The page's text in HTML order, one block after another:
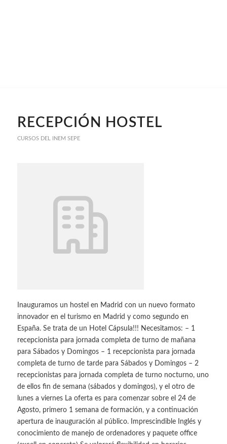
RECEPCIÓN HOSTEL
CURSOS DEL INEM SEPE
Inauguramos un hostel en Madrid con un nuevo formato
innovador en el turismo en Madrid y como segundo en
España. Se trata de un Hotel Cápsula!!! Necesitamos: – 1
recepcionista para jornada completa de turno de mañana
para Sábados y Domingos – 1 recepcionista para jornada
completa de turno de tarde para Sábados y Domingos – 2
recepcionistas para jornada completa de turno nocturno, uno
de ellos fin de semana (sábados y domingos), y el otro de
lunes a viernes La oferta es para comenzar sobre el 24 de
Agosto, primero 1 semana de formación, y a continuación
apertura de inauguración al público. Imprescindible Inglés y
conocimiento de manejo de ordenadores y paquete office